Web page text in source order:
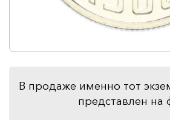
В продаже именно тот
представлен на